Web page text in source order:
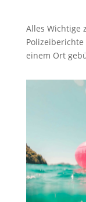
Alles Wichtige
einem Ort